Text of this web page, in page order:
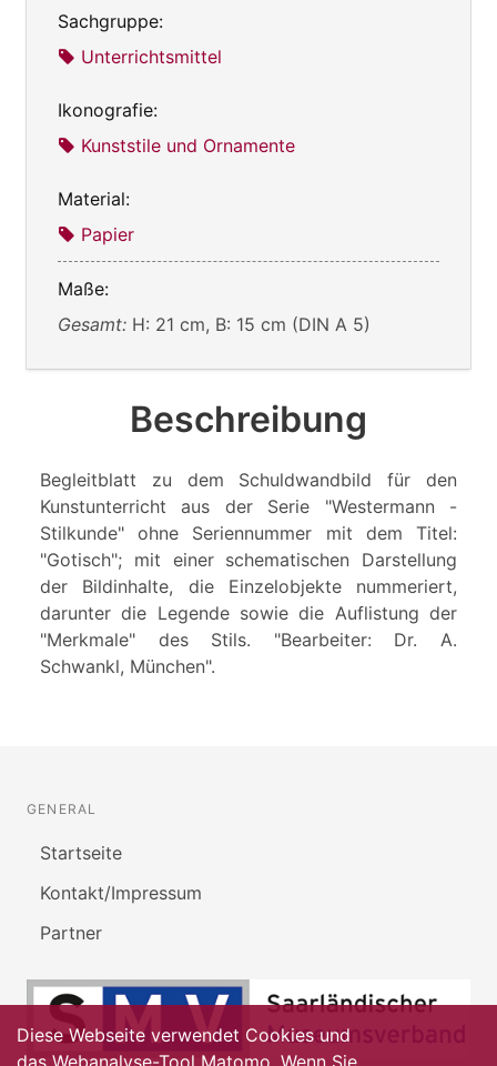
Sachgruppe:
Unterrichtsmittel
Ikonografie:
Kunststile und Ornamente
Material:
Papier
Maße:
Gesamt: H: 21 cm, B: 15 cm (DIN A 5)
Beschreibung
Begleitblatt zu dem Schuldwandbild für den
Kunstunterricht aus der Serie "Westermann -
Stilkunde" ohne Seriennummer mit dem Titel:
"Gotisch"; mit einer schematischen Darstellung
der Bildinhalte, die Einzelobjekte nummeriert,
darunter die Legende sowie die Auflistung der
"Merkmale" des Stils. "Bearbeiter: Dr. A.
Schwankl, München".
GENERAL
Startseite
Kontakt/Impressum
Partner
Diese Webseite verwendet Cookies und
das Webanalyse-Tool Matomo. Wenn Sie